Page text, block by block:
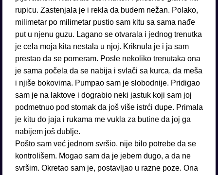
rupicu. Zastenjala je i rekla da budem nežan. Polako,
milimetar po milimetar pustio sam kitu sa sama nađe
put u njenu guzu. Lagano se otvarala i jednog trenutka
je cela moja kita nestala u njoj. Kriknula je i ja sam
prestao da se pomeram. Posle nekoliko trenutaka ona
je sama počela da se nabija i svlači sa kurca, da meša
i njiše bokovima. Pumpao sam je slobodnije. Pridigao
sam je na laktove i dograbio neki jastuk koji sam joj
podmetnuo pod stomak da još više istrći dupe. Primala
je kitu do jaja i rukama me vukla za butine da joj ga
nabijem još dublje.
Pošto sam već jednom svršio, nije bilo potrebe da se
kontrolišem. Mogao sam da je jebem dugo, a da ne
svršim. Okretao sam je, postavljao u razne poze. Ona